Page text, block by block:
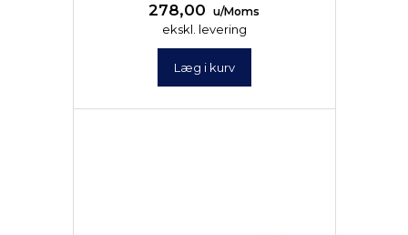
278,00 u/Moms
ekskl. levering
Læg i kurv